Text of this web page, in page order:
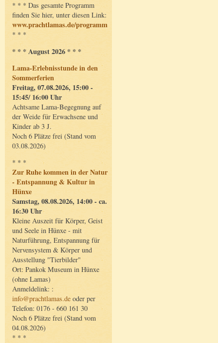
* * * Das gesamte Programm
finden Sie hier, unter diesen Link:
www.prachtlamas.de/programm
* * *
* * * August 2026 * * *
Lama-Erlebnisstunde in den
Sommerferien
Freitag, 07.08.2026, 15:00 -
15:45/ 16:00 Uhr
Achtsame Lama-Begegnung auf
der Weide für Erwachsene und
Kinder ab 3 J.
Noch 6 Plätze frei (Stand vom
03.08.2026)
* * *
Zur Ruhe kommen in der Natur
- Entspannung & Kultur in
Hünxe
Samstag, 08.08.2026, 14:00 - ca.
16:30 Uhr
Kleine Auszeit für Körper, Geist
und Seele in Hünxe - mit
Naturführung, Entspannung für
Nervensystem & Körper und
Ausstellung "Tierbilder"
Ort: Pankok Museum in Hünxe
(ohne Lamas)
Anmeldelink: :
info@prachtlamas.de oder per
Telefon: 0176 - 660 161 30
Noch 6 Plätze frei (Stand vom
04.08.2026)
* * *